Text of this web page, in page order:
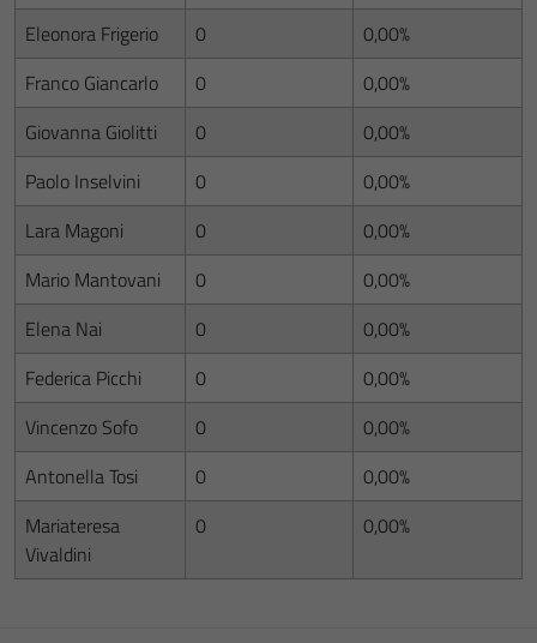
Eleonora Frigerio
0
0,00%
Franco Giancarlo
0
0,00%
Giovanna Giolitti
0
0,00%
Paolo Inselvini
0
0,00%
Lara Magoni
0
0,00%
Mario Mantovani
0
0,00%
Elena Nai
0
0,00%
Federica Picchi
0
0,00%
Vincenzo Sofo
0
0,00%
Antonella Tosi
0
0,00%
Mariateresa
Vivaldini
0 0,00%